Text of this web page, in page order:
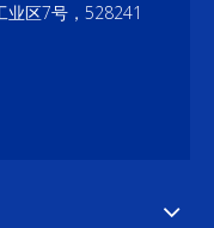
业区7号，528241